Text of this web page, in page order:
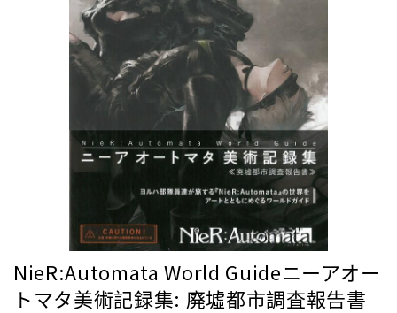
NieR:Automata World Guideニーアオー
トマタ美術記録集: 廃墟都市調査報告書